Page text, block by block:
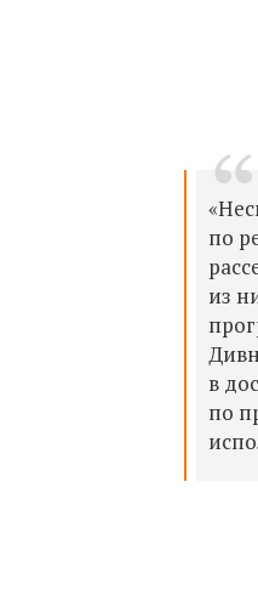
по
из
в
по